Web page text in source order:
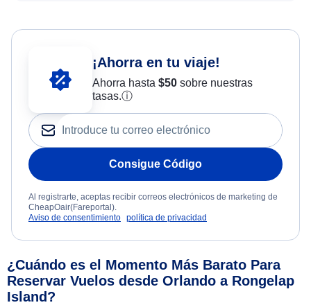
¡Ahorra en tu viaje!
Ahorra hasta $50sobre nuestras
tasas.ⓘ
Consigue Código
Al registrarte, aceptas recibir correos electrónicos de marketing de
CheapOair(Fareportal).
Aviso de consentimiento política de privacidad
¿Cuándo es el Momento Más Barato Para
Reservar Vuelos desde Orlando a Rongelap
Island?